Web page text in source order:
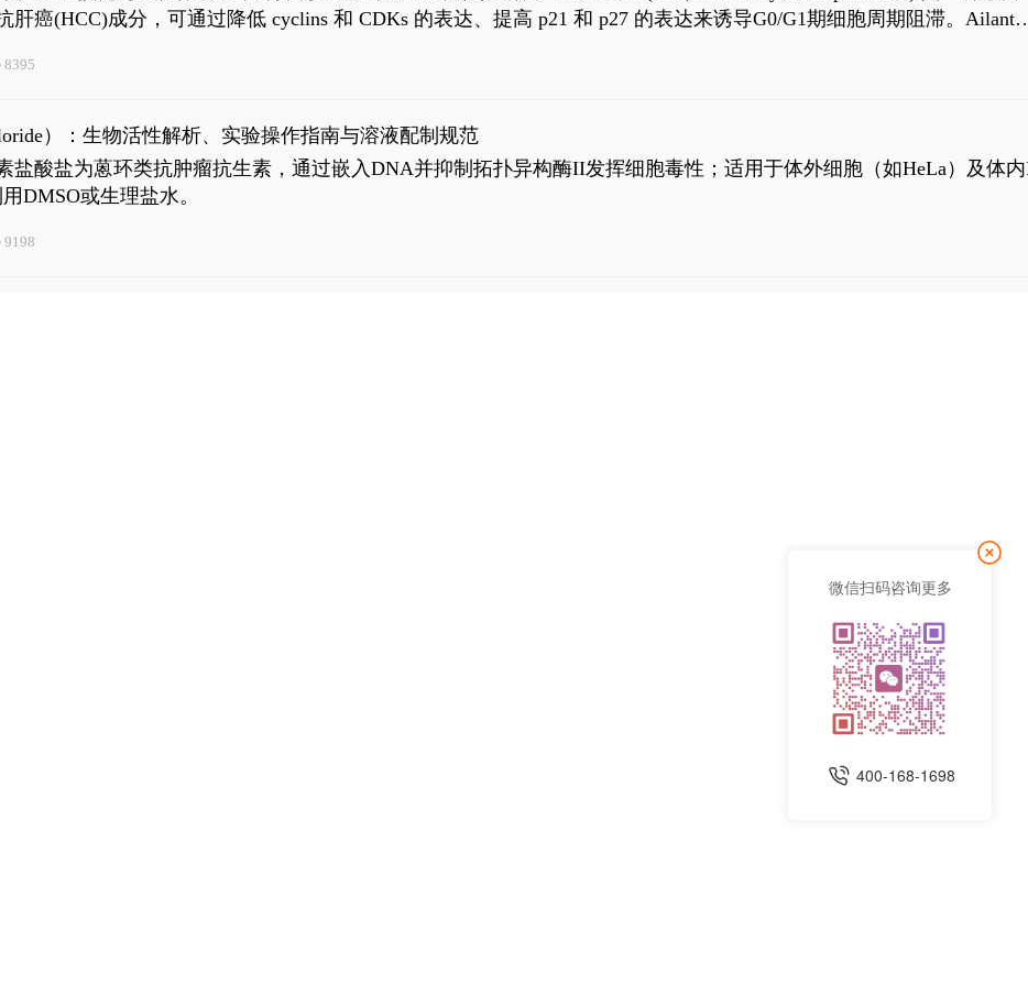
肝癌(HCC)成分，可通过降低 cyclins 和 CDKs 的表达、提高 p21 和 p27 的表达来诱导G0/G1期细胞周期阻滞。
组成型活性截断AR剪接变体(AR-Vs, AR1-651)的抑制剂，对应的IC50值分别为69 nM和309 nM。
8395
）：生物活性解析、实验操作指南与溶液配制规范
盐酸盐为蒽环类抗肿瘤抗生素，通过嵌入DNA并抑制拓扑异构酶II发挥细胞毒性；适用于体外细胞（如HeLa）及体内
DMSO或生理盐水。
9198
微信扫码咨询更多
400-168-1698